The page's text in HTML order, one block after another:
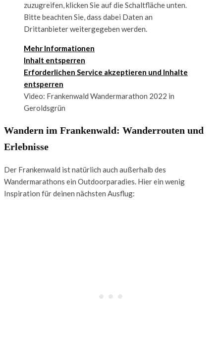
zuzugreifen, klicken Sie auf die Schaltfläche unten.
Bitte beachten Sie, dass dabei Daten an
Drittanbieter weitergegeben werden.
Mehr Informationen
Inhalt entsperren
Erforderlichen Service akzeptieren und Inhalte
entsperren
Video: Frankenwald Wandermarathon 2022 in
Geroldsgrün
Wandern im Frankenwald: Wanderrouten und
Erlebnisse
Der Frankenwald ist natürlich auch außerhalb des
Wandermarathons ein Outdoorparadies. Hier ein wenig
Inspiration für deinen nächsten Ausflug: